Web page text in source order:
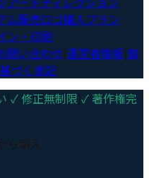
ム販売ロゴ購入プラン
ン・印刷
問い合わせ|運営者情報|個
づく表記
|✓ 修正無制限|✓ 著作権完
ら購入